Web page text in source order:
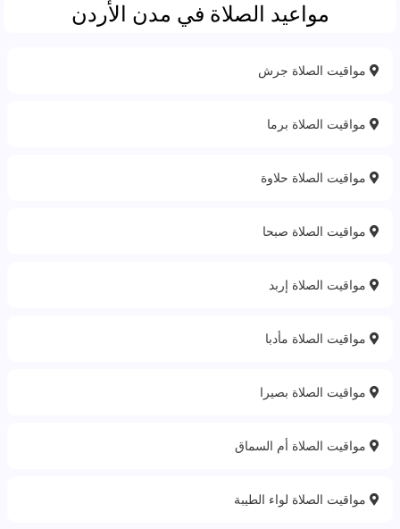
مواعيد الصلاة في مدن الأردن
مواقيت الصلاة جرش
مواقيت الصلاة برما
مواقيت الصلاة حلاوة‎
مواقيت الصلاة صبحا
مواقيت الصلاة إربد
مواقيت الصلاة مأدبا
مواقيت الصلاة بصيرا
مواقيت الصلاة أم السماق
مواقيت الصلاة لواء الطيبة